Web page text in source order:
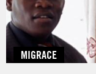
MIGRACE